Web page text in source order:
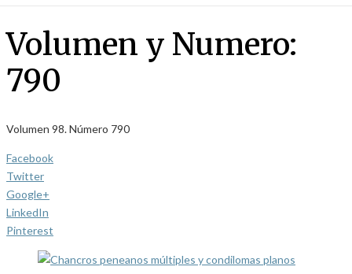
Volumen y Numero:
790
Volumen 98. Número 790
Facebook
Twitter
Google+
LinkedIn
Pinterest